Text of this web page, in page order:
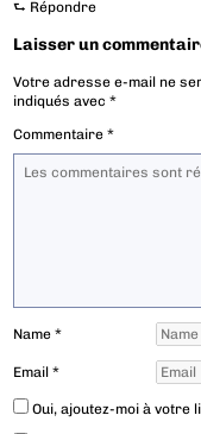
⮑ Répondre
Laisser un
Votre adresse e-mail ne
indiqués avec*
Commentaire*
Name*
Email*
Oui, ajoutez-moi à votre